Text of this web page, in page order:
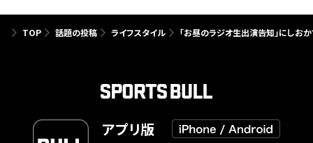
TOP 話題の投稿 ライフスタイル 「お昼のラジオ生出演告知」にしお
アプリ版